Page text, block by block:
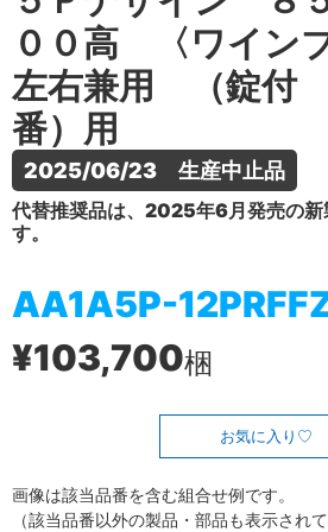
００高 〈ワイン
左右兼用 （錠付
番）用
2025/06/23　生産中止品
代替推奨品は、2025年6月発売の新
す。
AA1A5P-
¥103,700梱
お気に入り
画像は該当品番を含む組合せ例です。
（該当品番以外の製品・部品も表示されて